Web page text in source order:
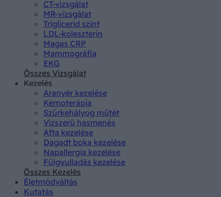
CT-vizsgálat
MR-vizsgálat
Triglicerid szint
LDL-koleszterin
Magas CRP
Mammográfia
EKG
Összes Vizsgálat
Kezelés
Aranyér kezelése
Kemoterápia
Szürkehályog műtét
Vízszerű hasmenés
Afta kezelése
Dagadt boka kezelése
Napallergia kezelése
Fülgyulladás kezelése
Összes Kezelés
Életmódváltás
Kutatás